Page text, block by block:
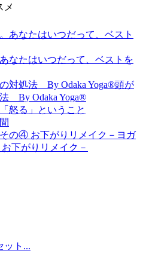
メ
なたはいつだって、ベストを
頭が
By Odaka Yoga®︎
「怒る」ということ
ヨガ
下がりリメイク－
ット...